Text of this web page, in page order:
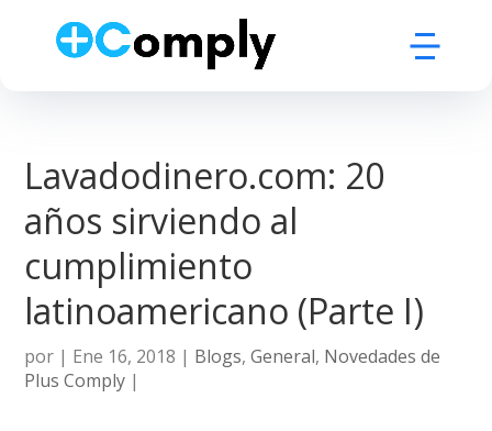
Lavadodinero.com: 20
años sirviendo al
cumplimiento
latinoamericano (Parte I)
por | Ene 16, 2018 | Blogs,General, Novedades de
Plus Comply |